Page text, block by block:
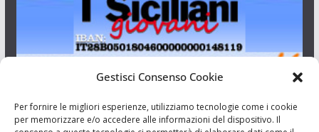
Gestisci Consenso Cookie
Per fornire le migliori esperienze, utilizziamo tecnologie come i cookie
per memorizzare e/o accedere alle informazioni del dispositivo. Il